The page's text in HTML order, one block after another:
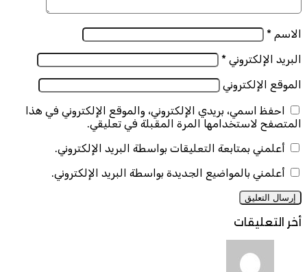
الاسم *
البريد الإلكتروني *
الموقع الإلكتروني
احفظ اسمي، بريدي الإلكتروني، والموقع الإلكتروني في هذا
المتصفح لاستخدامها المرة المقبلة في تعليقي.
أعلمني بمتابعة التعليقات بواسطة البريد الإلكتروني.
أعلمني بالمواضيع الجديدة بواسطة البريد الإلكتروني.
أخر التعليقات